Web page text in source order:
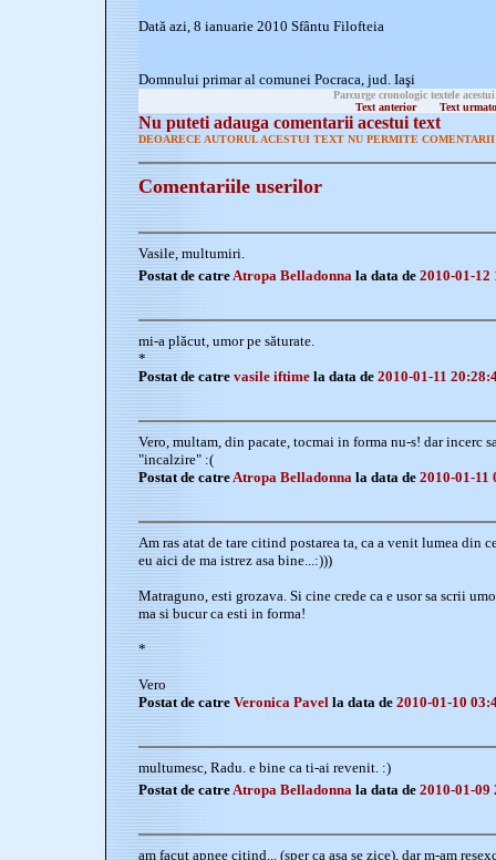
Dată azi, 8 ianuarie 2010 Sfântu Filofteia
Domnului primar al comunei Pocraca, jud. Iaşi
Parcurge cronologic textele
Text anterior
Text
Nu puteti adauga comentarii acestui text
DEOARECE AUTORUL ACESTUI TEXT NU PERMITE
Comentariile userilor
Vasile, multumiri.
Postat de catreAtropa Belladonna la data de 2010-01-12
mi-a plăcut, umor pe săturate.
*
Postat de catre vasile iftime la data de 2010-01-11
Vero, multam, din pacate, tocmai in forma nu-s! dar incerc
"incalzire" :(
Postat de catreAtropa Belladonna la data de 2010-01-11
Am ras atat de tare citind postarea ta, ca a venit lumea din
eu aici de ma istrez asa bine...:)))
Matraguno, esti grozava. Si cine crede ca e usor sa scrii
ma si bucur ca esti in forma!
*
Vero
Postat de catre Veronica Pavel la data de 2010-01-10
multumesc, Radu. e bine ca ti-ai revenit. :)
Postat de catreAtropa Belladonna la data de 2010-01-09
am facut apnee citind... (sper ca asa se zice), dar m-am